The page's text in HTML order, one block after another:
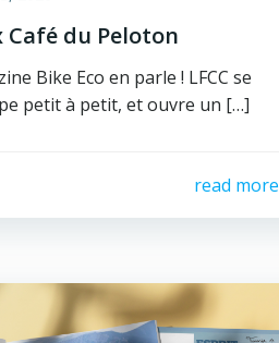
Café du Peloton
Bike Eco en parle ! LFCC se
petit à petit, et ouvre un […]
read more